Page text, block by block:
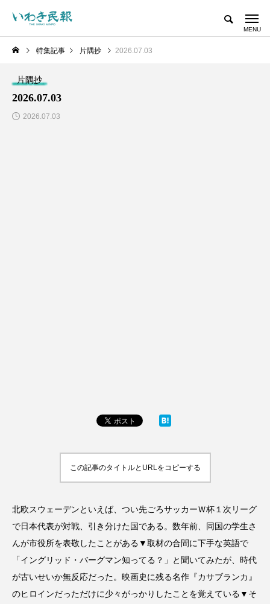
特集記事 片隅抄 2026.07.03
片隅抄
2026.07.03
2026.07.03
この記事のタイトルとURLをコピーする
北欧スウェーデンといえば、つい先ごろサッカーＷ杯１次リーグ
で日本代表が対戦、引き分けた国である。数年前、同国の学生さ
んが市役所を表敬したことがある▼取材の合間に下手な英語で
「イングリッド・バーグマン知ってる？」と聞いてみたが、時代
が古いせいか無反応だった。映画史に残る名作『カサブランカ』
のヒロインだっただけに少々がっかりしたことを覚えている▼そ